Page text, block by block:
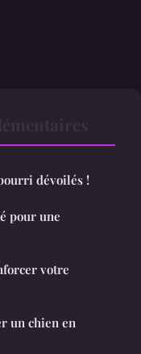
dévoilés !
pour une
votre
un chien en